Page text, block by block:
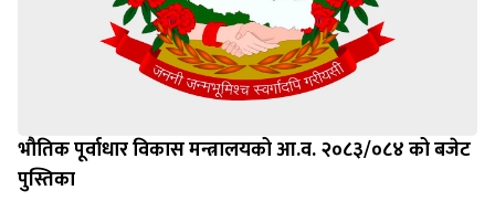
भौतिक पूर्वाधार विकास मन्त्रालयको आ.व. २०८३/०८४ को बजेट
पुस्तिका